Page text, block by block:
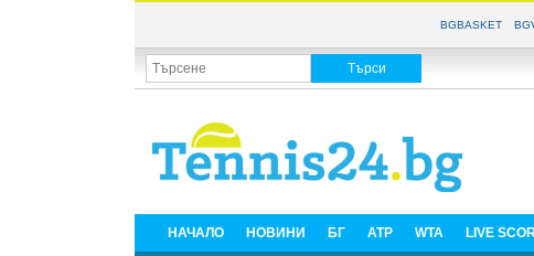
BGBASKET
НАЧАЛО НОВИНИ БГ ATP WTA LIVE